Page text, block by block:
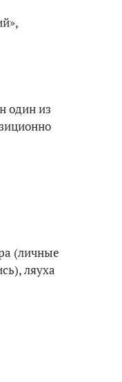
один из
(личные
ляуха